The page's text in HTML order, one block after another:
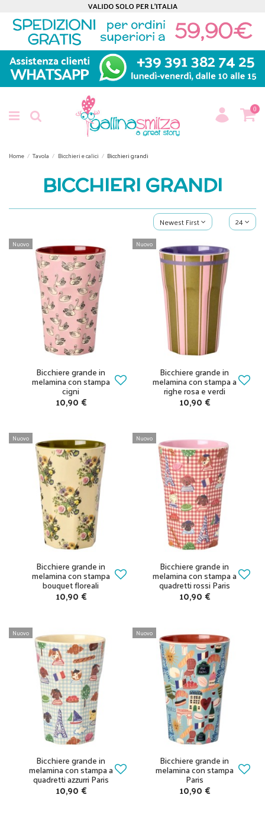
0
Home Tavola Bicchieri e calici Bicchieri grandi
BICCHIERI GRANDI
Newest First 24
Nuovo
Bicchiere grande in
melamina con stampa
cigni
10,90 €
Nuovo
Bicchiere grande in
melamina con stampa a
righe rosa e verdi
10,90 €
Nuovo
Bicchiere grande in
melamina con stampa
bouquet floreali
10,90 €
Nuovo
Bicchiere grande in
melamina con stampa a
quadretti rossi Paris
10,90 €
Nuovo
Bicchiere grande in
melamina con stampa a
quadretti azzurri Paris
10,90 €
Nuovo
Bicchiere grande in
melamina con stampa
Paris
10,90 €